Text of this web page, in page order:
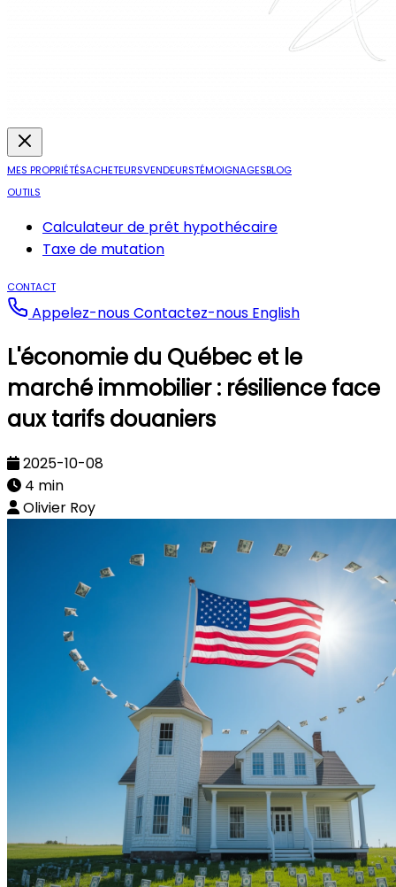
MES PROPRIÉTÉSACHETEURSVENDEURSTÉMOIGNAGESBLOG
OUTILS
Calculateur de prêt hypothécaire
Taxe de mutation
CONTACT
Appelez-nousContactez-nous English
L'économie du Québec et le
marché immobilier : résilience face
aux tarifs douaniers
2025-10-08
4 min
Olivier Roy